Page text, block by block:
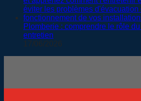
Plomberie : comprendre le rôle
entretien
17/06/2026